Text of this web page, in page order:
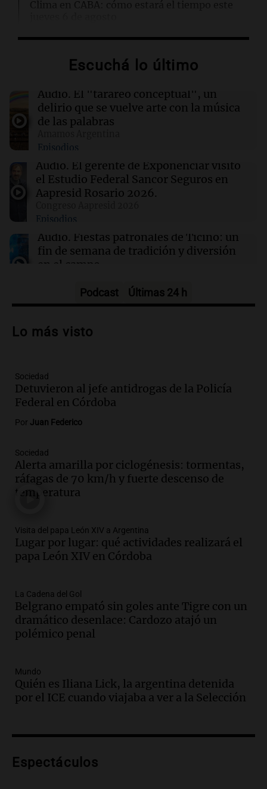
Clima en CABA: cómo estará el tiempo este
Clima en Córdoba: cómo estará el tiempo este
23:59 Mundo
Un órgano en Alemania interpretará una obra
23:53 La Cadena del Gol
Belgrano empató sin goles ante Tigre con un
dramático desenlace: Cardozo atajó un
Escuchá lo último
Audio. El "tarareo conceptual", un
delirio que se vuelve arte con la música
de las palabras
Episodios
Audio. El gerente de Exponenciar visitó
el Estudio Federal Sancor Seguros en
Aapresid Rosario 2026.
Episodios
Audio. Fiestas patronales de Ticino: un
fin de semana de tradición y diversión
en el campo
Audio.Preparativos para la feria en La
de apertura
Audio.
lluvias, senadores manifiestan
oposición a ley de tierras
Panorama Federal
Audio.
centro de esquí Penitentes Park tras
siete años de cierre por falta de nieve
Panorama Federal
Audio.Madres en Rosario piden por la
ley Joaquín.
Viva la Radio Rosario
Audio. Juan Pedro Colombo, rematador
de hacienda: “Las tecnologías no
reemplazan el contacto con la gente”
La Argentina, hoy
Audio.
un pozo de 17 metros en Nueva Córdoba
Panorama Federal
Audio.Lanzamiento del Tigo 7 CSH: el
al mercado argentino
Podcast Últimas 24 h
Lo más visto
Sociedad
Detuvieron al jefe antidrogas de la Policía
Federal en Córdoba
Por Juan Federico
Sociedad
Alerta amarilla por ciclogénesis: tormentas,
ráfagas de 70 km/h y fuerte descenso de
temperatura
Visita del papa León XIV a Argentina
Lugar por lugar: qué actividades realizará el
papa León XIV en Córdoba
La Cadena del Gol
Belgrano empató sin goles ante Tigre con un
dramático desenlace: Cardozo atajó un
polémico penal
Mundo
Quién es Iliana Lick, la argentina detenida
por el ICE cuando viajaba a ver a la Selección
Espectáculos